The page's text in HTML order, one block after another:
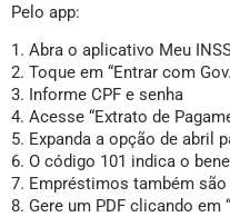
Pelo app:
1. Abra o aplicativo Meu
2. Toque em “Entrar com
3. Informe CPF e senha
4. Acesse “Extrato de
5. Expanda a opção de abril
6. O código 101 indica o
7. Empréstimos também
8. Gere um PDF clicando em